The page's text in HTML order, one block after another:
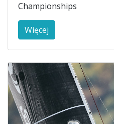
Championships
Więcej